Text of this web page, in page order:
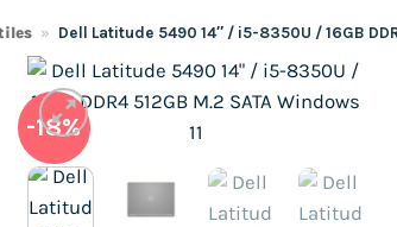
» Dell Latitude 5490 14″ / i5-8350U / 16GB
-18%